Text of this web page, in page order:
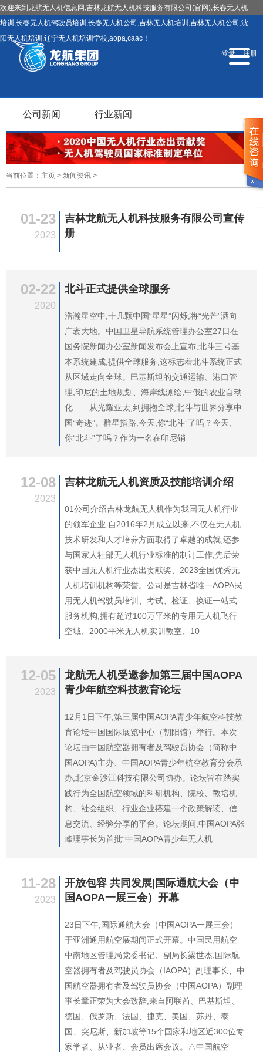
欢迎来到龙航无人机信息网,吉林龙航无人机科技服务有限公司(官网),长春无人机
培训,长春无人机驾驶员培训,长春无人机公司,吉林无人机培训,吉林无人机公司,沈
阳无人机培训,辽宁无人机培训学校,aopa,caac！
登录
注册
导
航
换
公司新闻
行业新闻
当前位置： 主页 > 新闻资讯 >
01-23
2023
吉林龙航无人机科技服务有限公司宣传
册
02-22
2020
北斗正式提供全球服务
浩瀚星空中,十几颗中国“星星”闪烁,将“光芒”洒向
广袤大地。中国卫星导航系统管理办公室27日在
国务院新闻办公室新闻发布会上宣布,北斗三号基
本系统建成,提供全球服务,这标志着北斗系统正式
从区域走向全球。巴基斯坦的交通运输、港口管
理,印尼的土地规划、海岸线测绘,中俄的农业自动
化……从光耀亚太,到拥抱全球,北斗与世界分享中
国“奇迹”。群星指路,今天,你“北斗”了吗？今天,
你“北斗”了吗？作为一名在印尼销
12-08
2023
吉林龙航无人机资质及技能培训介绍
01公司介绍吉林龙航无人机作为我国无人机行业
的领军企业,自2016年2月成立以来,不仅在无人机
技术研发和人才培养方面取得了卓越的成就,还参
与国家人社部无人机行业标准的制订工作,先后荣
获中国无人机行业杰出贡献奖、2023全国优秀无
人机培训机构等荣誉。公司是吉林省唯一AOPA民
用无人机驾驶员培训、考试、检证、换证一站式
服务机构,拥有超过100万平米的专用无人机飞行
空域、2000平米无人机实训教室、10
12-05
2023
龙航无人机受邀参加第三届中国AOPA
青少年航空科技教育论坛
12月1日下午,第三届中国AOPA青少年航空科技教
育论坛中国国际展览中心（朝阳馆）举行。本次
论坛由中国航空器拥有者及驾驶员协会（简称中
国AOPA)主办、中国AOPA青少年航空教育分会承
办,北京金沙江科技有限公司协办。论坛皆在踏实
践行为全国航空领域的科研机构、院校、教培机
构、社会组织、行业企业搭建一个政策解读、信
息交流、经验分享的平台。论坛期间,中国AOPA张
峰理事长为首批“中国AOPA青少年无人机
11-28
2023
开放包容 共同发展|国际通航大会（中
国AOPA一展三会）开幕
23日下午,国际通航大会（中国AOPA一展三会）
于亚洲通用航空展期间正式开幕。中国民用航空
中南地区管理局党委书记、副局长梁世杰,国际航
空器拥有者及驾驶员协会（IAOPA）副理事长、中
国航空器拥有者及驾驶员协会（中国AOPA）副理
事长章正荣为大会致辞,来自阿联酋、巴基斯坦、
德国、俄罗斯、法国、捷克、美国、苏丹、泰
国、突尼斯、新加坡等15个国家和地区近300位专
家学者、从业者、会员出席会议。△中国航空